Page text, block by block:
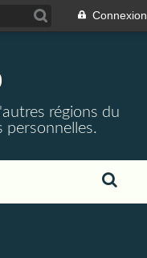
Connexion
régions du
personnelles.